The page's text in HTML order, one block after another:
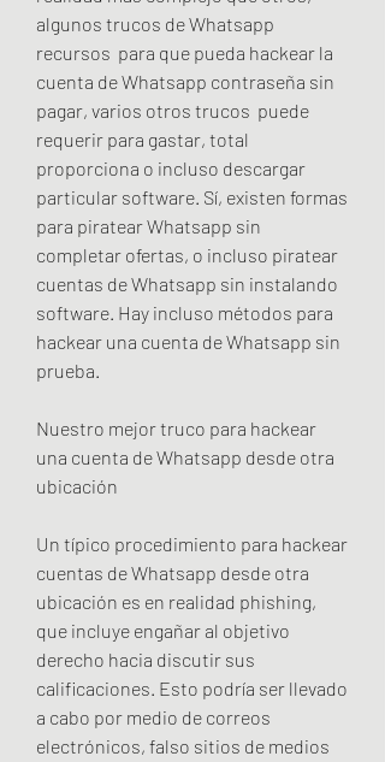
algunos trucos de Whatsapp
recursos  para que pueda hackear la
cuenta de Whatsapp contraseña sin
pagar, varios otros trucos  puede
requerir para gastar, total
proporciona o incluso descargar
particular software. Sí, existen formas
para piratear Whatsapp sin
completar ofertas, o incluso piratear
cuentas de Whatsapp sin instalando
software. Hay incluso métodos para
hackear una cuenta de Whatsapp sin
prueba.
Nuestro mejor truco para hackear
una cuenta de Whatsapp desde otra
ubicación
Un típico procedimiento para hackear
cuentas de Whatsapp desde otra
ubicación es en realidad phishing,
que incluye engañar al objetivo
derecho hacia discutir sus
calificaciones. Esto podría ser llevado
a cabo por medio de correos
electrónicos, falso sitios de medios